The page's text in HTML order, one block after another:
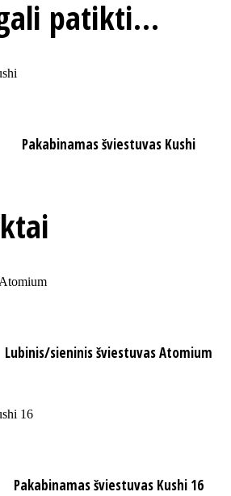
patikti…
Pakabinamas šviestuvas Kushi
Lubinis/sieninis šviestuvas Atomium
Pakabinamas šviestuvas Kushi 16